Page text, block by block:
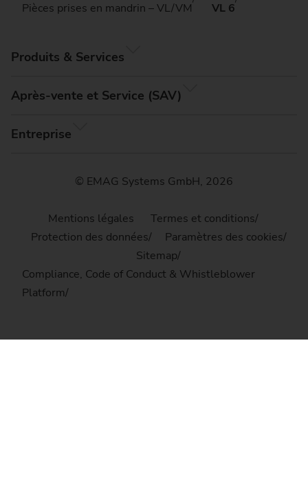
Pièces prises en mandrin – VL/VM
VL 6
Produits & Services
Après-vente et Service (SAV)
Entreprise
© EMAG Systems GmbH, 2026
Mentions légales
Termes et conditions
Protection des données
Paramètres des cookies
Sitemap
Compliance, Code of Conduct & Whistleblower
Platform